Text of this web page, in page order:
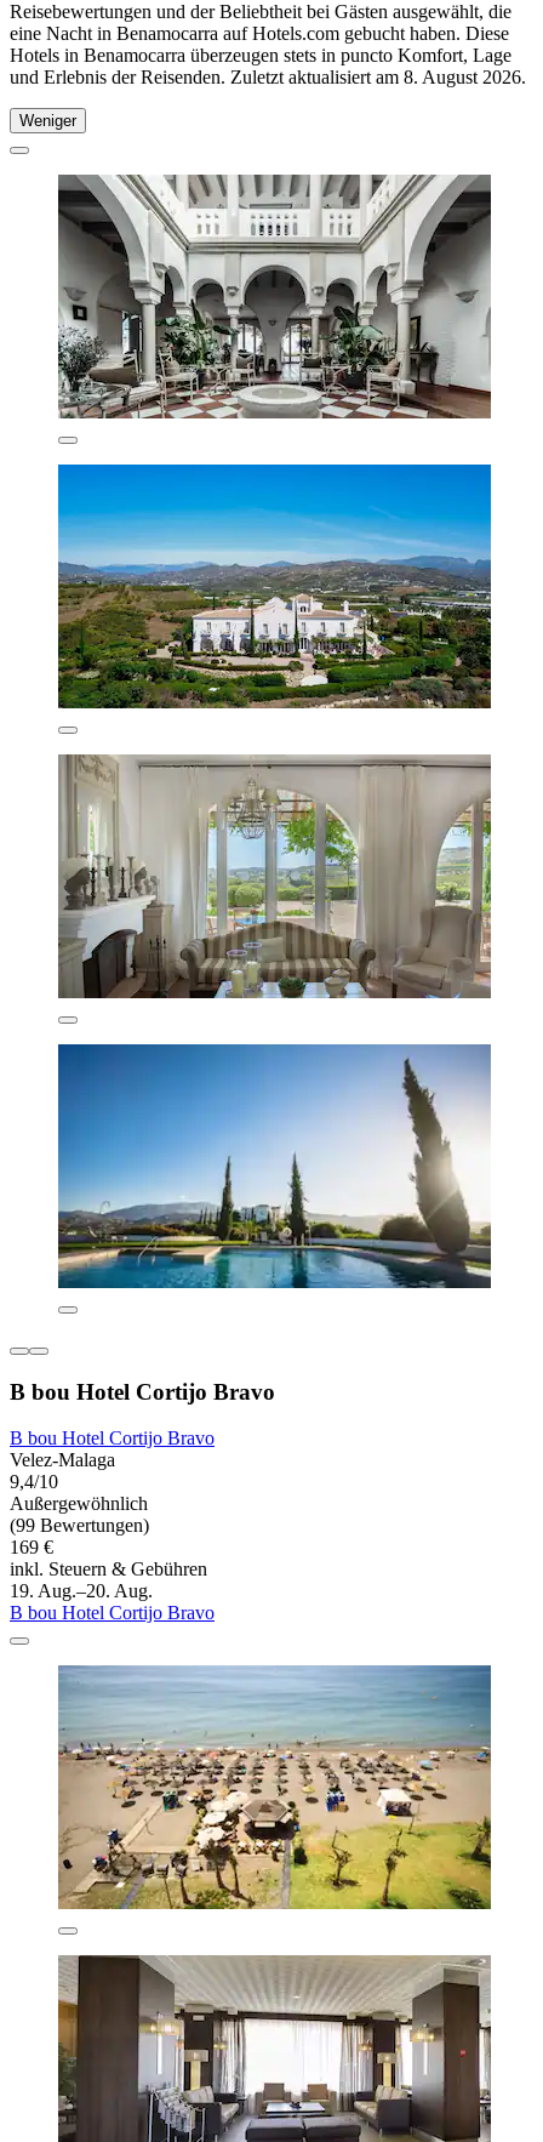
Reisebewertungen und der Beliebtheit bei Gästen ausgewählt, die
eine Nacht in Benamocarra auf Hotels.com gebucht haben. Diese
Hotels in Benamocarra überzeugen stets in puncto Komfort, Lage
und Erlebnis der Reisenden. Zuletzt aktualisiert am 8. August 2026.
Weniger
B bou Hotel Cortijo Bravo
B bou Hotel Cortijo Bravo
Velez-Malaga
9,4/10
Außergewöhnlich
(99 Bewertungen)
169 €
inkl. Steuern & Gebühren
19. Aug.–20. Aug.
B bou Hotel Cortijo Bravo